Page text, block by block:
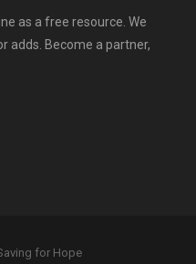
as a free resource. We
adds. Become a partner,
for Hope